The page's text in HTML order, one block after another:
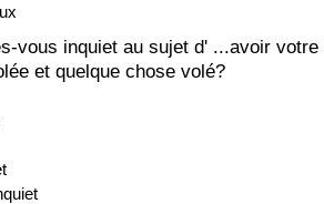
vous inquiet au sujet d' ...avoir votre
et quelque chose volé?
Pays